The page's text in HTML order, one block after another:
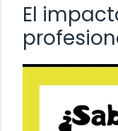
El